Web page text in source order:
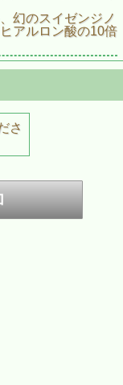
幻のスイゼンジノ
アルロン酸の10倍
さ